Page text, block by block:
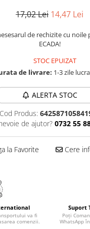
17,02 Lei 14,47 Lei
de rechizite cu noile
ECADA!
STOC EPUIZAT
de livrare: 1-3 zile
ALERTA STOC
Cod Produs:
de ajutor? 0732 55
la Favorite Cere
va fi
comenzii.
Suport
Poți
WhatsApp